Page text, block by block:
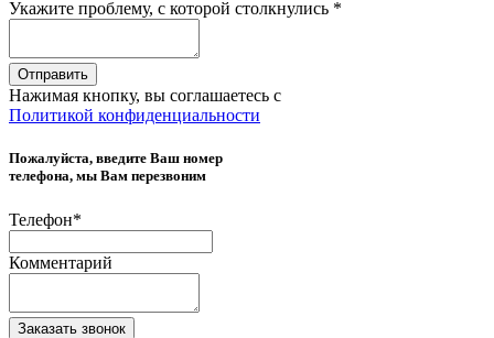
Укажите проблему, с которой столкнулись *
Отправить
Нажимая кнопку, вы соглашаетесь с
Политикой конфиденциальности
Пожалуйста, введите Ваш номер
телефона, мы Вам перезвоним
Телефон*
Комментарий
Заказать звонок